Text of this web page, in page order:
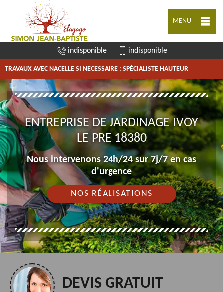
MENU
indisponible indisponible
TRAVAUX AVEC NACELLE SI NECESSAIRE : SPÉCIALISTE HAUTEUR
ENTREPRISE DE JARDINAGE IVOY
LE PRE 18380
Nous intervenons 24h/24 sur 7j/7 en cas
d'urgence
NOS RÉALISATIONS
DEVIS GRATUIT